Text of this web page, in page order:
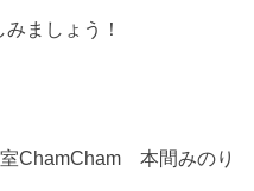
ましょう！
ChamCham 本間みのり